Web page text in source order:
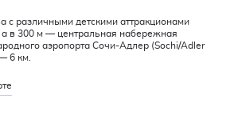
4,9
с различными детскими аттракционами
в 300 м — центральная набережная
аэропорта Сочи-Адлер (Sochi/Adler
6 км.